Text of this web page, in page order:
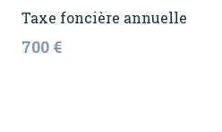
Taxe foncière annuelle
700 €